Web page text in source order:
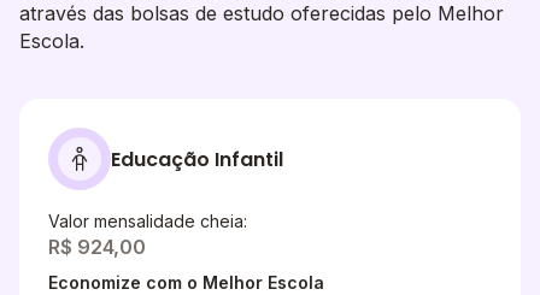
através das bolsas de estudo oferecidas pelo Melhor
Escola.
Educação Infantil
Valor mensalidade cheia:
R$ 924,00
Economize com o Melhor Escola